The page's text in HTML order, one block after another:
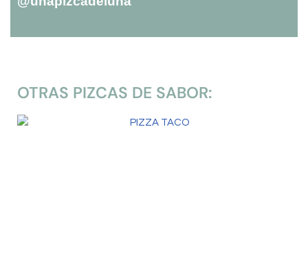
OTRAS PIZCAS DE SABOR: